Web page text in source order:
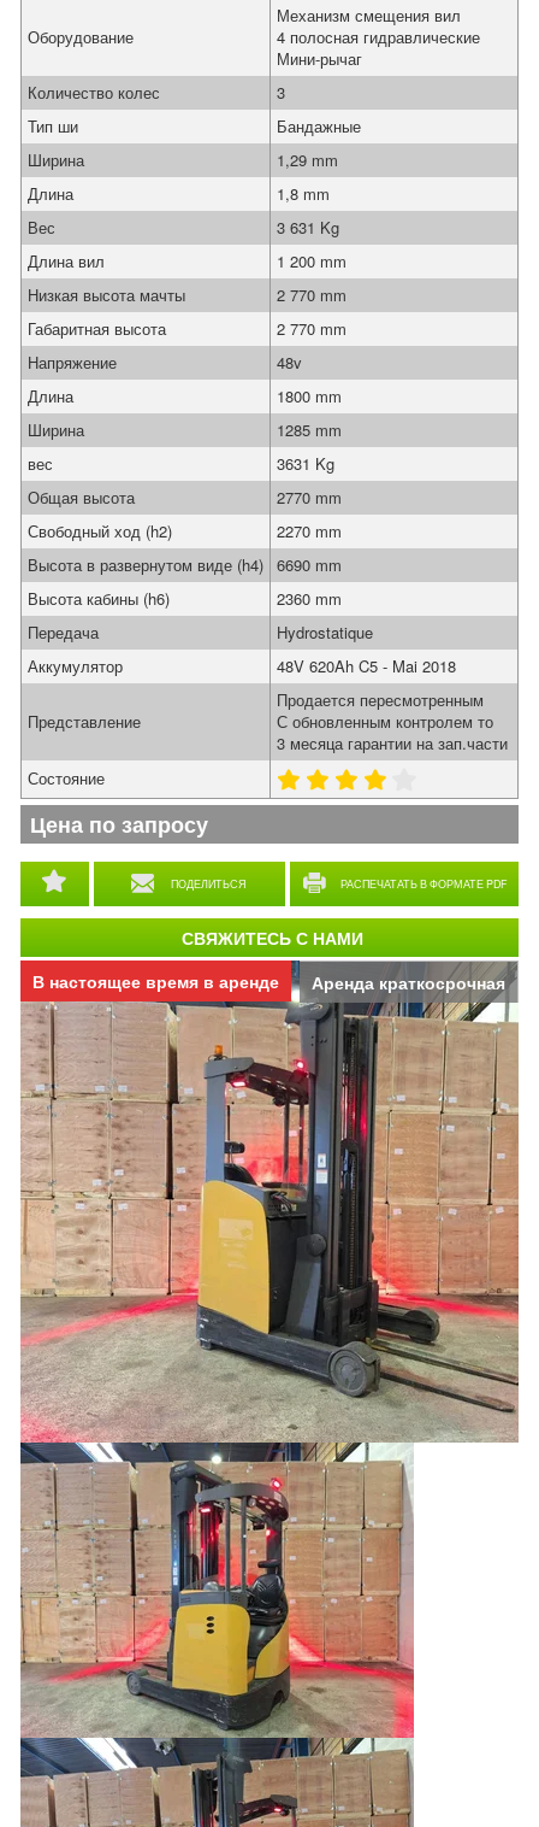
Аренда краткосрочная
В настоящее время в аренде
ПОДЕЛИТЬСЯ РАСПЕЧАТАТЬ В ФОРМАТЕ PDF
Оборудование
Механизм смещения вил
4 полосная гидравлические
Мини-рычаг
Количество колес
3
Тип ши
Бандажные
Ширина
1,29 mm
Длина
1,8 mm
Вес
3 631 Kg
Длина вил
1 200 mm
Низкая высота мачты
2 770 mm
Габаритная высота
2 770 mm
Напряжение
48v
Длина
1800 mm
Ширина
1285 mm
вес
3631 Kg
Общая высота
2770 mm
Свободный ход (h2)
2270 mm
Высота в развернутом виде (h4) 6690 mm
Высота кабины (h6)
2360 mm
Передача
Hydrostatique
Аккумулятор
48V 620Ah C5 - Mai 2018
Представление
Продается пересмотренным
С обновленным контролем то
3 месяца гарантии на зап.части
Состояние
Цена по запросу
СВЯЖИТЕСЬ С НАМИ